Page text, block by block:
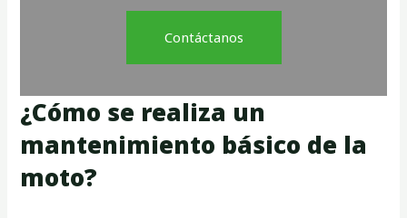
Contáctanos
¿Cómo se realiza un
mantenimiento básico de la
moto?